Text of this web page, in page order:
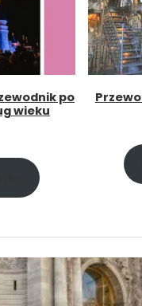
po
wieku